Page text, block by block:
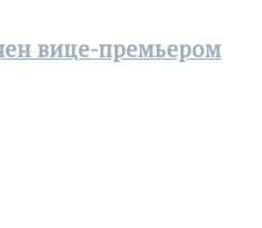
вице-премьером